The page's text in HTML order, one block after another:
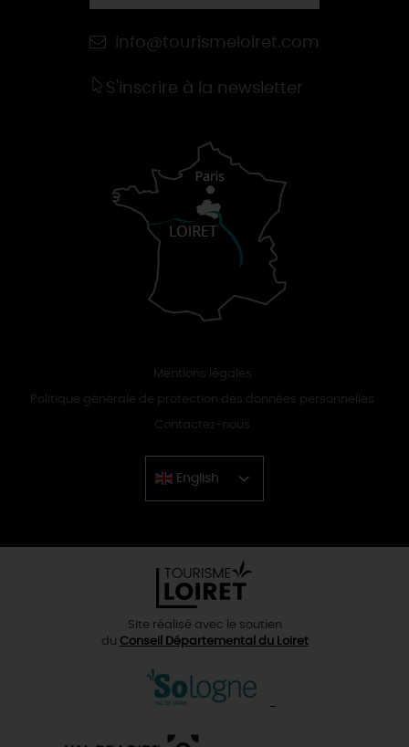
info@tourismeloiret.com
S'inscrire à la newsletter
Mentions légales
Politique générale de protection des données personnelles
Contactez-nous
English
Chinese
Site réalisé avec le soutien
du Conseil Départemental du Loiret